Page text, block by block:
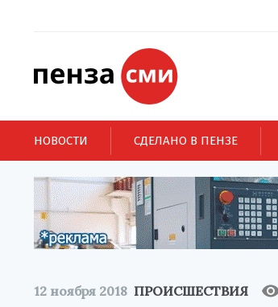
НОВОСТИ СДЕЛАНО В ПЕНЗЕ
12 ноября 2018 ПРОИСШЕСТВИЯ